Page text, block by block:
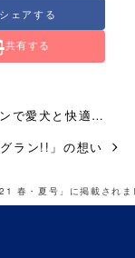
シェアする
共有する
寒い日も雨の日も大丈夫！室内ドッグランで愛犬と快適な時間を！
ラン!!」の想い
春・夏号」に掲載されま